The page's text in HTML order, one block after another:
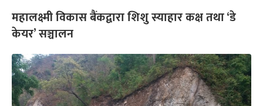
महालक्ष्मी विकास बैंकद्वारा शिशु स्याहार कक्ष तथा ‘डे
केयर’ सञ्चालन